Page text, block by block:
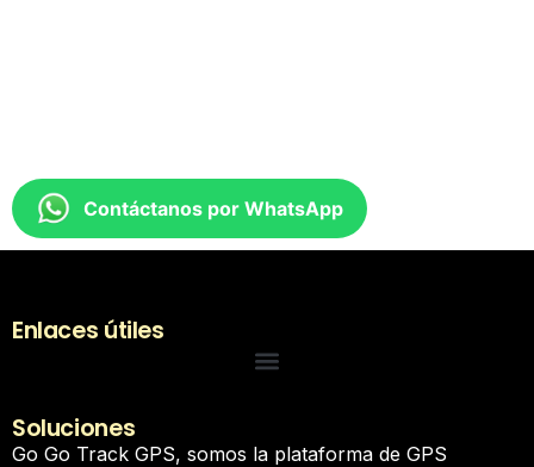
Contáctanos por WhatsApp
Enlaces útiles
Soluciones
Go Go Track GPS, somos la plataforma de GPS